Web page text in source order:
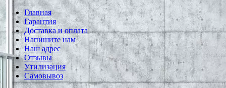
Главная
Гарантия
Доставка и оплата
Напишите нам
Наш адрес
Отзывы
Утилизация
Самовывоз